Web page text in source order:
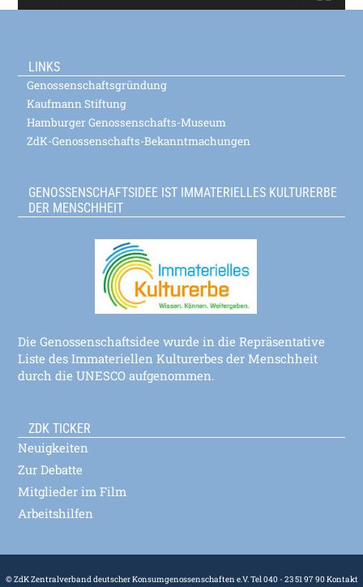
LINKS
Genossenschaftsgründung
Kaufmann Stiftung
Hamburger Genossenschafts-Museum
ZdK-Genossenschafts-Bekanntmachungen
GENOSSENSCHAFTSIDEE IST IMMATERIELLES KULTURERBE
DER MENSCHHEIT
Die Genossenschaftsidee wurde in die Repräsentative
Liste des Immateriellen Kulturerbes der Menschheit
durch die UNESCO aufgenommen.
ZDK TICKER
Neuigkeiten
Zur Debatte
Mitglieder im Film
Arbeitshilfen
© ZdK Zentralverband deutscher Konsumgenossenschaften e.V. Tel 040 - 23 51 97 90Kontakt